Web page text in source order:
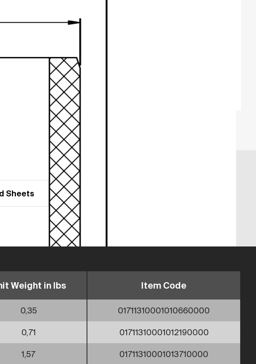
Sheets
Weight in lbs Item Code
0,35 01711310001010660000
0,71 01711310001012190000
1,57 01711310001013710000